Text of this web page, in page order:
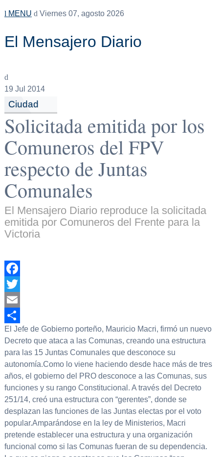
MENU Viernes 07, agosto 2026
El Mensajero Diario
19 Jul 2014
Ciudad
Solicitada emitida por los
Comuneros del FPV
respecto de Juntas
Comunales
El Mensajero Diario reproduce la solicitada
emitida por Comuneros del Frente para la
Victoria
Facebook
Twitter
Email
Compartir
El Jefe de Gobierno porteño, Mauricio Macri, firmó un nuevo
Decreto que ataca a las Comunas, creando una estructura
para las 15 Juntas Comunales que desconoce su
autonomía.Como lo viene haciendo desde hace más de tres
años, el gobierno del PRO desconoce a las Comunas, sus
funciones y su rango Constitucional. A través del Decreto
251/14, creó una estructura con “gerentes”, donde se
desplazan las funciones de las Juntas electas por el voto
popular.Amparándose en la ley de Ministerios, Macri
pretende establecer una estructura y una organización
funcional como si las Comunas fueran de su dependencia.